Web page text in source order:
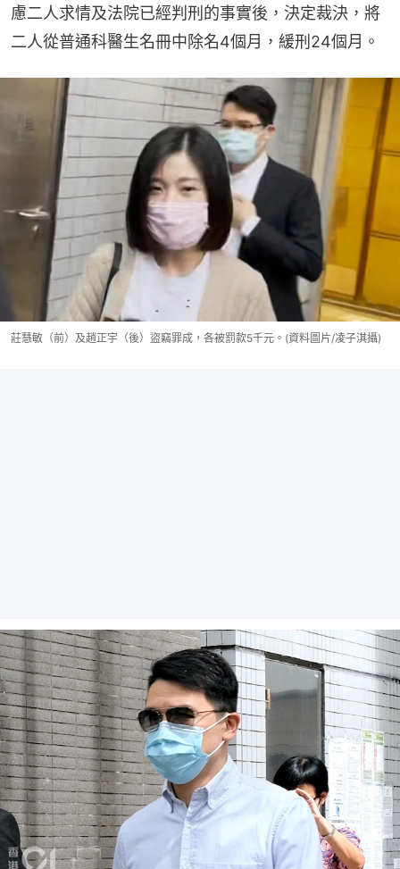
慮二人求情及法院已經判刑的事實後，決定裁決，將
二人從普通科醫生名冊中除名4個月，緩刑24個月。
莊慧敏（前）及趙正宇（後）盜竊罪成，各被罰款5千元。(資料圖片/凌子淇攝)